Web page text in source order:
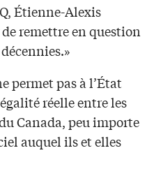
Étienne-Alexis
remettre en question
permet pas à l’État
réelle entre les
Canada, peu importe
auquel ils et elles